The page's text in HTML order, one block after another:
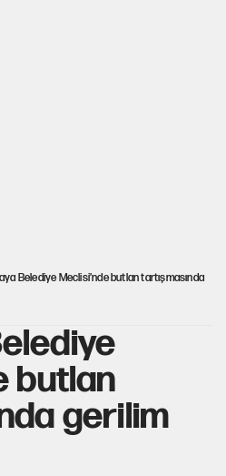
Belediye Meclisi’nde butlan tartışmasında
butlan
gerilim